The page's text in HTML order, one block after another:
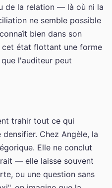
de la relation — là où ni la
ne semble possible
bien dans son
cet état flottant une forme
l'auditeur peut
trahir tout ce qui
Chez Angèle, la
Elle ne conclut
— elle laisse souvent
ou une question sans